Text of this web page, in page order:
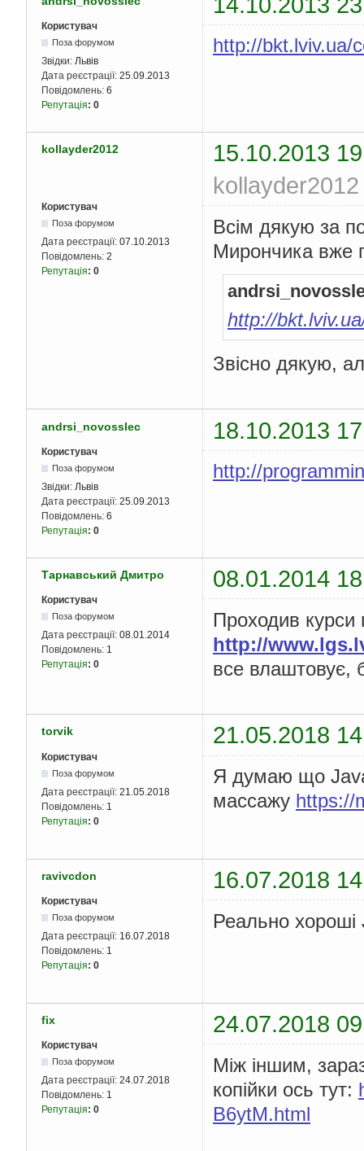
Користувач
Поза форумом
Звідки: Львів
Дата реєстрації: 25.09.2013
Повідомлень: 6
Репутація: 0
http://bkt.lviv.ua/
kollayder2012
15.10.2013
Користувач
Поза форумом
Дата реєстрації: 07.10.2013
Повідомлень: 2
Репутація: 0
Всім дякую за
Мирончика вже
http://
Звісно дякую,
andrsi_novosslec 18.10.2013
Користувач
Поза форумом
Звідки: Львів
Дата реєстрації: 25.09.2013
Повідомлень: 6
Репутація: 0
http://
Тарнавський Дмитро 08.01.2014
Користувач
Поза форумом
Дата реєстрації: 08.01.2014
Повідомлень: 1
Репутація: 0
Проходив курси
http://
все влаштовує,
torvik 21.05.2018
Користувач
Поза форумом
Дата реєстрації: 21.05.2018
Повідомлень: 1
Репутація: 0
Я думаю що
массажу https://
ravivcdon 16.07.2018
Користувач
Поза форумом
Дата реєстрації: 16.07.2018
Повідомлень: 1
Репутація: 0
Реально
fix 24.07.2018
Користувач
Поза форумом
Дата реєстрації: 24.07.2018
Повідомлень: 1
Репутація: 0
Між іншим,
копійки ось тут:
B6ytM.html